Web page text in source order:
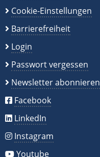
Cookie-Einstellungen
Barrierefreiheit
Login
Passwort vergessen
Newsletter abonnieren
Facebook
LinkedIn
Instagram
Youtube